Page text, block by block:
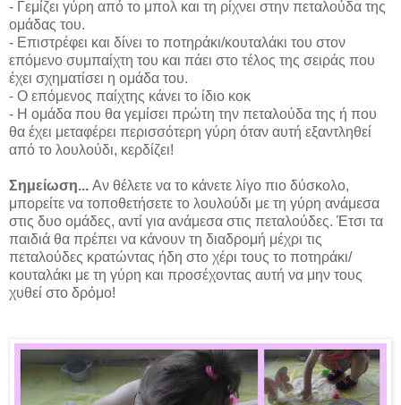
- Γεμίζει γύρη από το μπολ και τη ρίχνει στην πεταλούδα της
ομάδας του.
- Επιστρέφει και δίνει το ποτηράκι/κουταλάκι του στον
επόμενο συμπαίχτη του και πάει στο τέλος της σειράς που
έχει σχηματίσει η ομάδα του.
- Ο επόμενος παίχτης κάνει το ίδιο κοκ
- Η ομάδα που θα γεμίσει πρώτη την πεταλούδα της ή που
θα έχει μεταφέρει περισσότερη γύρη όταν αυτή εξαντληθεί
από το λουλούδι, κερδίζει!
Σημείωση... Αν θέλετε να το κάνετε λίγο πιο δύσκολο,
μπορείτε να τοποθετήσετε το λουλούδι με τη γύρη ανάμεσα
στις δυο ομάδες, αντί για ανάμεσα στις πεταλούδες. Έτσι τα
παιδιά θα πρέπει να κάνουν τη διαδρομή μέχρι τις
πεταλούδες κρατώντας ήδη στο χέρι τους το ποτηράκι/
κουταλάκι με τη γύρη και προσέχοντας αυτή να μην τους
χυθεί στο δρόμο!